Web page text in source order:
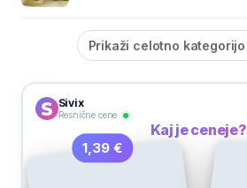
Prikaži celotno kategorijo
Sivix
Resnične cene
Kaj je ceneje?
1,39 €